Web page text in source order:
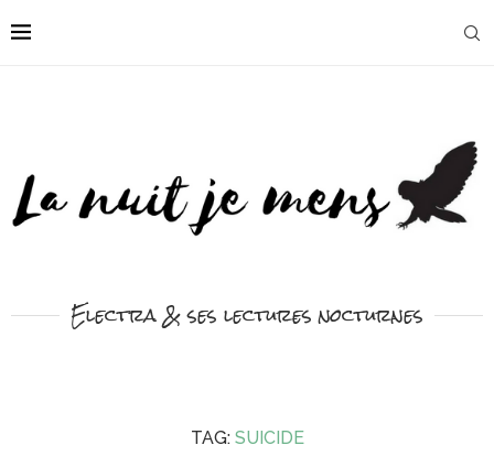
Electra & ses lectures nocturnes
TAG: SUICIDE